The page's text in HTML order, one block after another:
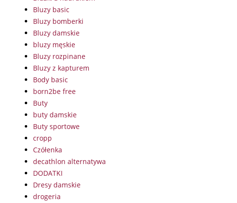
Bluzy basic
Bluzy bomberki
Bluzy damskie
bluzy męskie
Bluzy rozpinane
Bluzy z kapturem
Body basic
born2be free
Buty
buty damskie
Buty sportowe
cropp
Czółenka
decathlon alternatywa
DODATKI
Dresy damskie
drogeria